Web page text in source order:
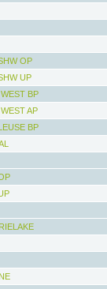
OP
UP
BP
AP
BP